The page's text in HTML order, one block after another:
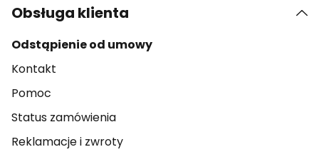
Obsługa klienta
Odstąpienie od umowy
Kontakt
Pomoc
Status zamówienia
Reklamacje i zwroty